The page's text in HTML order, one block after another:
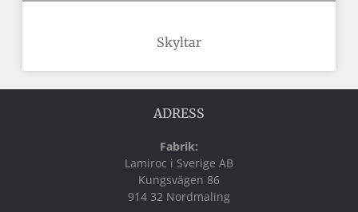
Skyltar
ADRESS
Fabrik:
Lamiroc i Sverige AB
Kungsvägen 86
914 32 Nordmaling